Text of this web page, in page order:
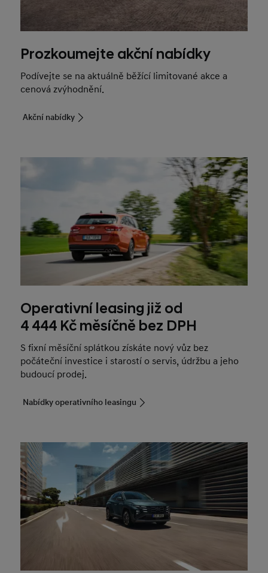
Prozkoumejte akční nabídky
Podívejte se na aktuálně běžící limitované akce a
cenová zvýhodnění.
Akční nabídky
Operativní leasing již od
4 444 Kč měsíčně bez DPH
S fixní měsíční splátkou získáte nový vůz bez
počáteční investice i starostí o servis, údržbu a jeho
budoucí prodej.
Nabídky operativního leasingu